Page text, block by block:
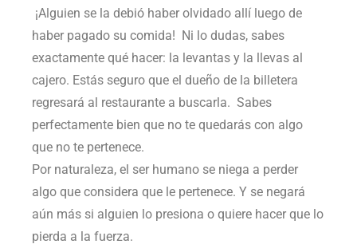
¡Alguien se la debió haber olvidado allí luego de
haber pagado su comida! Ni lo dudas, sabes
exactamente qué hacer: la levantas y la llevas al
cajero. Estás seguro que el dueño de la billetera
regresará al restaurante a buscarla. Sabes
perfectamente bien que no te quedarás con algo
que no te pertenece.
Por naturaleza, el ser humano se niega a perder
algo que considera que le pertenece. Y se negará
aún más si alguien lo presiona o quiere hacer que lo
pierda a la fuerza.